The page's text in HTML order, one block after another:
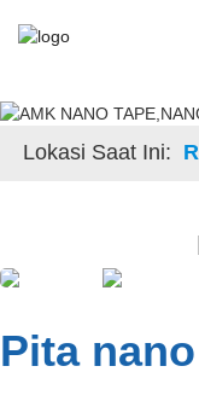
Lokasi Saat Ini:
Pita nano